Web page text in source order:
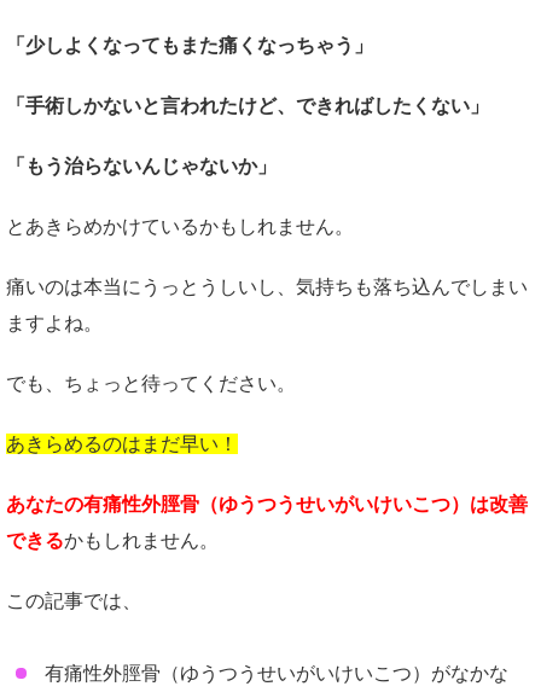
「少しよくなってもまた痛くなっちゃう」
「手術しかないと言われたけど、できればしたくない」
「もう治らないんじゃないか」
とあきらめかけているかもしれません。
痛いのは本当にうっとうしいし、気持ちも落ち込んでしまい
ますよね。
でも、ちょっと待ってください。
あきらめるのはまだ早い！
あなたの有痛性外脛骨（ゆうつうせいがいけいこつ）は改善
できるかもしれません。
この記事では、
有痛性外脛骨（ゆうつうせいがいけいこつ）がなかな